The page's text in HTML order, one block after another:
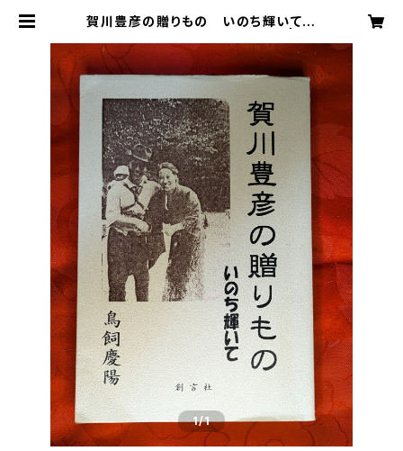
賀川豊彦の贈りもの いのち輝いて
備書房
1/1